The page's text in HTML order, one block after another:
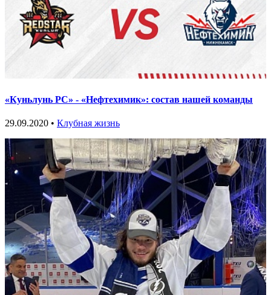
«Куньлунь РС» - «Нефтехимик»: состав нашей команды
29.09.2020 • Клубная жизнь